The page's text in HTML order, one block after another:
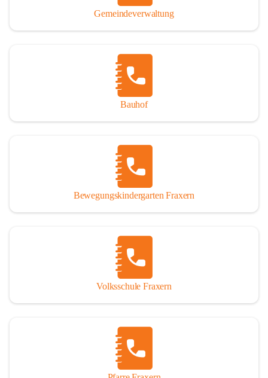
Gemeindeverwaltung
Bauhof
Bewegungskindergarten Fraxern
Volksschule Fraxern